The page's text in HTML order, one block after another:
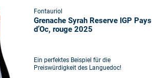
Fontauriol
Grenache Syrah Reserve IGP Pays
d’Oc, rouge 2025
Ein perfektes Beispiel für die
Preiswürdigkeit des Languedoc!